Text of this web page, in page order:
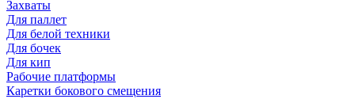
Захваты
Для паллет
Для белой техники
Для бочек
Для кип
Рабочие платформы
Каретки бокового смещения